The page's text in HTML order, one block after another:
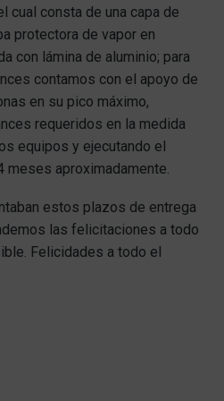
cual consta de una capa de
protectora de vapor en
con lámina de aluminio; para
contamos con el apoyo de
en su pico máximo,
requeridos en la medida
equipos y ejecutando el
meses aproximadamente.
estos plazos de entrega
las felicitaciones a todo
Felicidades a todo el